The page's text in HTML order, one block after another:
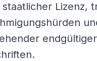
Lizenz,
endgültiger